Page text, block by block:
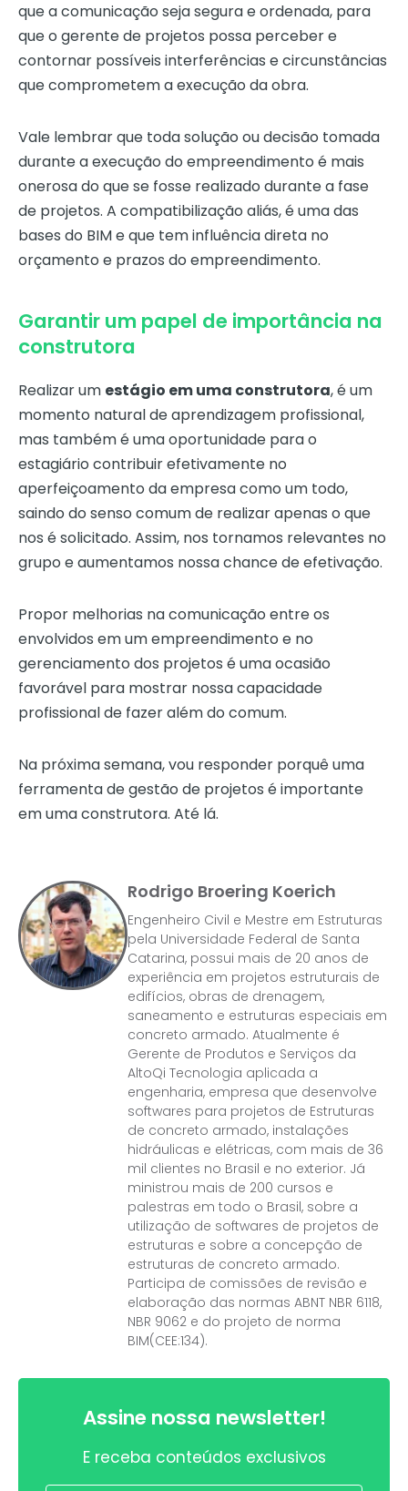
que a comunicação seja segura e ordenada, para
que o gerente de projetos possa perceber e
contornar possíveis interferências e circunstâncias
que comprometem a execução da obra.
Vale lembrar que toda solução ou decisão tomada
durante a execução do empreendimento é mais
onerosa do que se fosse realizado durante a fase
de projetos. A compatibilização aliás, é uma das
bases do BIM e que tem influência direta no
orçamento e prazos do empreendimento.
Garantir um papel de importância na
construtora
Realizar um estágio em uma construtora, é um
momento natural de aprendizagem profissional,
mas também é uma oportunidade para o
estagiário contribuir efetivamente no
aperfeiçoamento da empresa como um todo,
saindo do senso comum de realizar apenas o que
nos é solicitado. Assim, nos tornamos relevantes no
grupo e aumentamos nossa chance de efetivação.
Propor melhorias na comunicação entre os
envolvidos em um empreendimento e no
gerenciamento dos projetos é uma ocasião
favorável para mostrar nossa capacidade
profissional de fazer além do comum.
Na próxima semana, vou responder porquê uma
ferramenta de gestão de projetos é importante
em uma construtora. Até lá.
Rodrigo Broering Koerich
Engenheiro Civil e Mestre em Estruturas
pela Universidade Federal de Santa
Catarina, possui mais de 20 anos de
experiência em projetos estruturais de
edifícios, obras de drenagem,
saneamento e estruturas especiais em
concreto armado. Atualmente é
Gerente de Produtos e Serviços da
AltoQi Tecnologia aplicada a
engenharia, empresa que desenvolve
softwares para projetos de Estruturas
de concreto armado, instalações
hidráulicas e elétricas, com mais de 36
mil clientes no Brasil e no exterior. Já
ministrou mais de 200 cursos e
palestras em todo o Brasil, sobre a
utilização de softwares de projetos de
estruturas e sobre a concepção de
estruturas de concreto armado.
Participa de comissões de revisão e
elaboração das normas ABNT NBR 6118,
NBR 9062 e do projeto de norma
BIM(CEE:134).
Assine nossa newsletter!
E receba conteúdos exclusivos